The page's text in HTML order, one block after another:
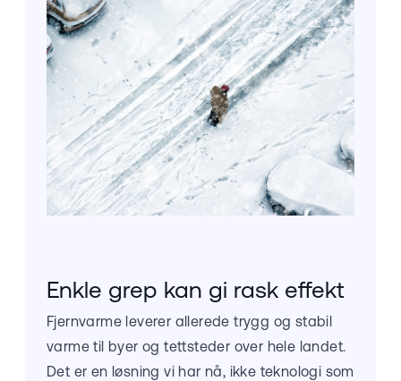
Enkle grep kan gi rask effekt
Fjernvarme leverer allerede trygg og stabil
varme til byer og tettsteder over hele landet.
Det er en løsning vi har nå, ikke teknologi som